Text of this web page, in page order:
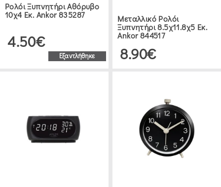
Ρολόι Ξυπνητήρι Αθόρυβο
10χ4 Εκ. Ankor 835287
4.50€
Εξαντλήθηκε
Μεταλλικό Ρολόι
Ξυπνητήρι 8.5χ11.8χ5 Εκ.
Ankor 844517
8.90€